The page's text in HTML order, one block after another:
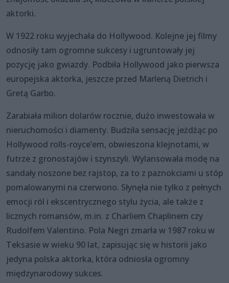
aktorki.
W 1922 roku wyjechała do Hollywood. Kolejne jej filmy
odnosiły tam ogromne sukcesy i ugruntowały jej
pozycję jako gwiazdy. Podbiła Hollywood jako pierwsza
europejska aktorka, jeszcze przed Marleną Dietrich i
Gretą Garbo.
Zarabiała milion dolarów rocznie, dużo inwestowała w
nieruchomości i diamenty. Budziła sensację jeżdżąc po
Hollywood rolls-royce’em, obwieszona klejnotami, w
futrze z gronostajów i szynszyli. Wylansowała modę na
sandały noszone bez rajstop, za to z paznokciami u stóp
pomalowanymi na czerwono. Słynęła nie tylko z pełnych
emocji ról i ekscentrycznego stylu życia, ale także z
licznych romansów, m.in. z Charliem Chaplinem czy
Rudolfem Valentino. Pola Negri zmarła w 1987 roku w
Teksasie w wieku 90 lat, zapisując się w historii jako
jedyna polska aktorka, która odniosła ogromny
międzynarodowy sukces.